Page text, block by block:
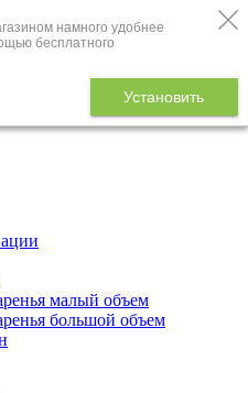
намного удобнее
бесплатного
Установить
малый объем
большой объем